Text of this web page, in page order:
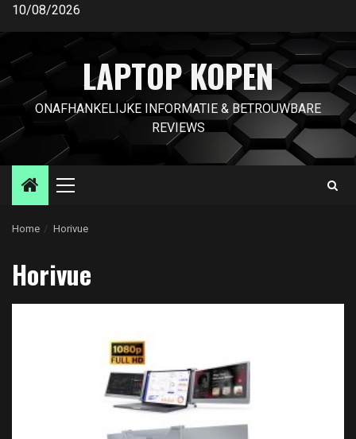
Ga
inhoud
10/08/2026
LAPTOP KOPEN
ONAFHANKELIJKE INFORMATIE & BETROUWBARE
REVIEWS
Primair
Home Horivue
Horivue